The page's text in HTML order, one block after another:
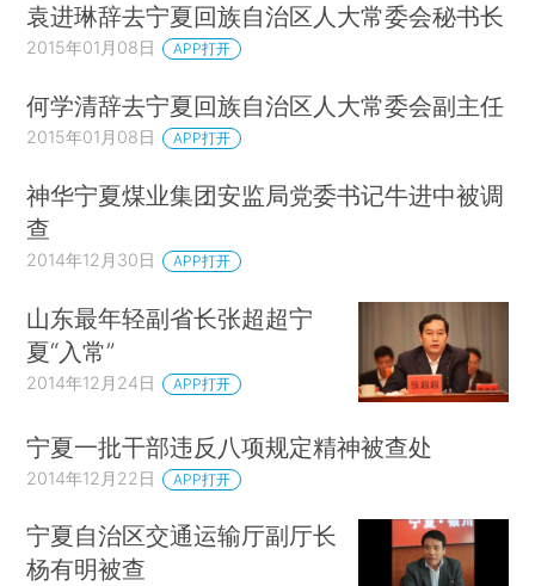
袁进琳辞去宁夏回族自治区人大常委会秘书长
2015年01月08日 APP打开
何学清辞去宁夏回族自治区人大常委会副主任
2015年01月08日 APP打开
神华宁夏煤业集团安监局党委书记牛进中被调
查
2014年12月30日 APP打开
山东最年轻副省长张超超宁
夏“入常”
2014年12月24日 APP打开
宁夏一批干部违反八项规定精神被查处
2014年12月22日 APP打开
宁夏自治区交通运输厅副厅长
杨有明被查